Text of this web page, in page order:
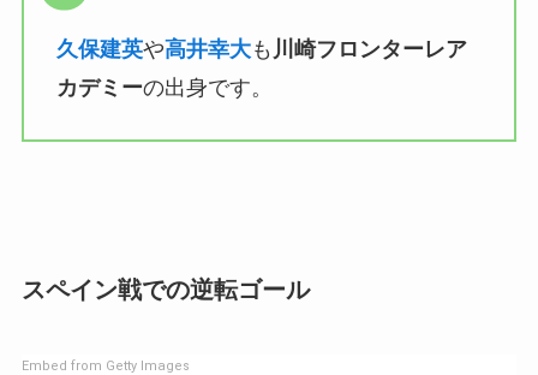
久保建英や高井幸大も 川崎フロンターレア
カデミーの出身です。
スペイン戦での逆転ゴール
Embed from Getty Images